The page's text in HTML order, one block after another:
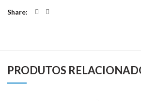
Share
PRODUTOS